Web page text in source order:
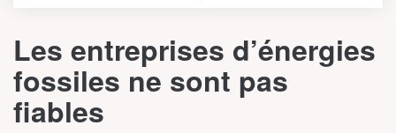
Les entreprises d’énergies
fossiles ne sont pas
fiables